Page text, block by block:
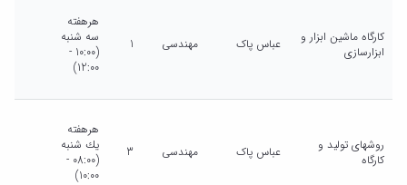
کارگاه ماشین ابزار و
ابزارسازی
عباس پاک مهندسی 1
هرهفته
سه شنبه
(10:00 -
12:00)
روشهای تولید و
کارگاه
عباس پاک مهندسی 3
هرهفته
يك شنبه
(08:00 -
10:00)